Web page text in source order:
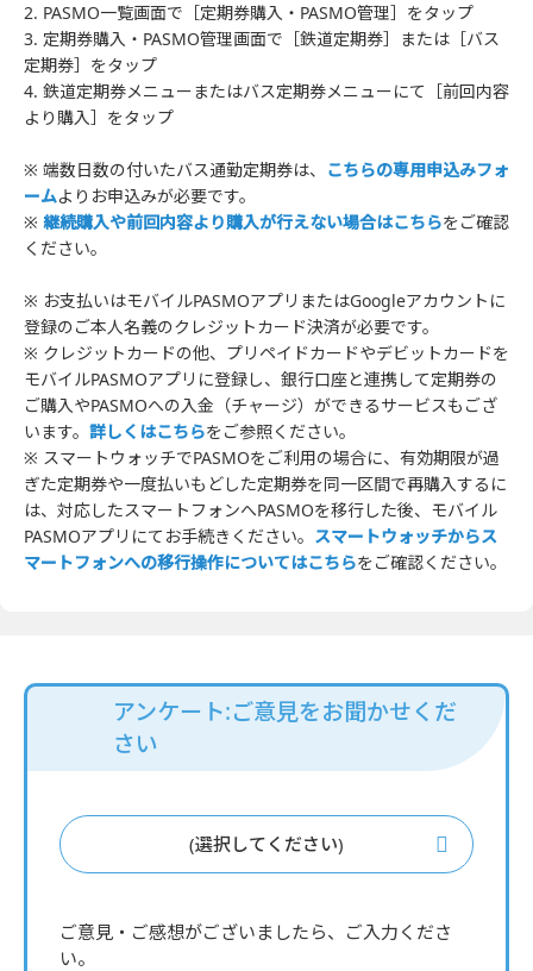
2. PASMO一覧画面で［定期券購入・PASMO管理］をタップ
3. 定期券購入・PASMO管理画面で［鉄道定期券］または［バス
定期券］をタップ
4. 鉄道定期券メニューまたはバス定期券メニューにて［前回内容
より購入］をタップ
※ 端数日数の付いたバス通勤定期券は、 こちらの専用申込みフォ
ームよりお申込みが必要です。
※ 継続購入や前回内容より購入が行えない場合はこちらをご確認
ください。
※ お支払いはモバイルPASMOアプリまたはGoogleアカウントに
登録のご本人名義のクレジットカード決済が必要です。
※ クレジットカードの他、プリペイドカードやデビットカードを
モバイルPASMOアプリに登録し、銀行口座と連携して定期券の
ご購入やPASMOへの入金（チャージ）ができるサービスもござ
います。 詳しくはこちらをご参照ください。
※ スマートウォッチでPASMOをご利用の場合に、有効期限が過
ぎた定期券や一度払いもどした定期券を同一区間で再購入するに
は、対応したスマートフォンへPASMOを移行した後、モバイル
PASMOアプリにてお手続きください。 スマートウォッチからス
マートフォンへの移行操作についてはこちらをご確認ください。
アンケート:ご意見をお聞かせくだ
さい
(選択してください)
ご意見・ご感想がございましたら、ご入力くださ
い。